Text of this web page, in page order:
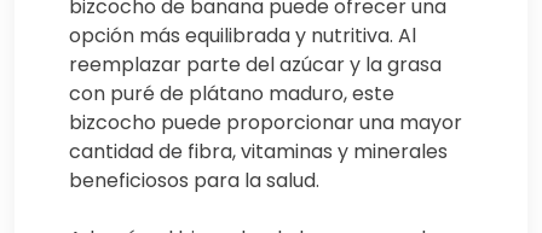
bizcocho de banana puede ofrecer una
opción más equilibrada y nutritiva. Al
reemplazar parte del azúcar y la grasa
con puré de plátano maduro, este
bizcocho puede proporcionar una mayor
cantidad de fibra, vitaminas y minerales
beneficiosos para la salud.